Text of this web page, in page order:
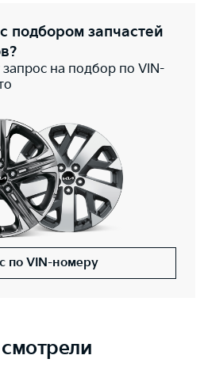
подбором запчастей
на подбор по VIN-
по VIN-номеру